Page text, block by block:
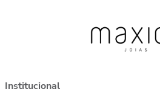
Institucional